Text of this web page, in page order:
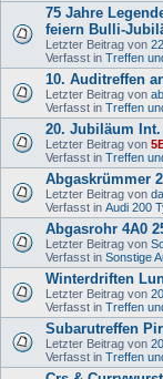
75 Jahre
feiern Bulli-
Letzter Beitrag von
Verfasst in Treffen
10. Auditreffen
Letzter Beitrag von
Verfasst in Treffen
20. Jubiläum Int.
Letzter Beitrag von
Verfasst in Treffen
Abgaskrümmer
Letzter Beitrag von
Verfasst in Audi 200
Abgasrohr 4A0
Letzter Beitrag von
Verfasst in Sonstige
Winterdriften
Letzter Beitrag von
Verfasst in Treffen
Subarutreffen
Letzter Beitrag von
Verfasst in Treffen